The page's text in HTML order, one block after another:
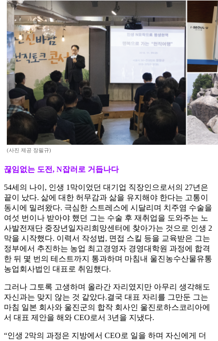
(사진 제공 장필규)
끊임없는 도전, N잡러로 거듭나다
54세의 나이, 인생 1막이었던 대기업 직장인으로서의 27년은
끝이 났다. 삶에 대한 허무감과 삶을 유지해야 한다는 고통이
동시에 밀려왔다. 극심한 스트레스에 시달리며 치주염 수술을
여섯 번이나 받아야 했던 그는 수술 후 재취업을 도와주는 노
사발전재단 중장년일자리희망센터에 찾아가는 것으로 인생 2
막을 시작했다. 이력서 작성법, 면접 스킬 등을 교육받은 그는
정부에서 추진하는 농업 최고경영자 경영대학원 과정에 합격
한 뒤 몇 번의 테스트까지 통과하며 마침내 울진농수산물유통
농업회사법인 대표로 취임했다.
그러나 그토록 고생하며 올라간 자리였지만 아무리 생각해도
자신과는 맞지 않는 것 같았다.결국 대표 자리를 그만둔 그는
마침 일본 회사와 울진군의 합작 회사인 울진로하스코리아에
서 대표 제안을 해와 CEO로서 3년을 지냈다.
“인생 2막의 과정은 지방에서 CEO로 일을 하며 자신에게 더